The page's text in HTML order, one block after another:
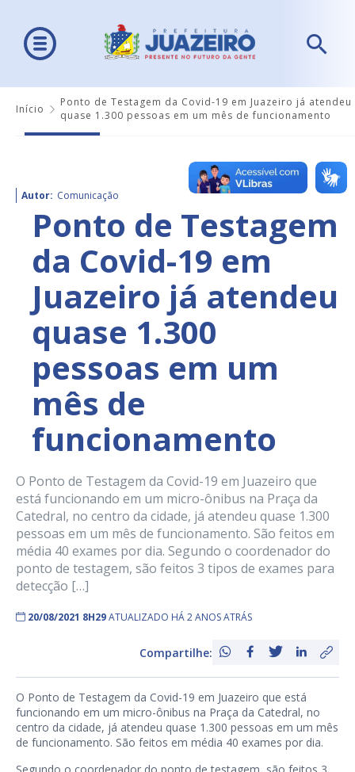
Início
Ponto de Testagem da Covid-19 em Juazeiro já atendeu
quase 1.300 pessoas em um mês de funcionamento
Autor: Comunicação
Ponto de Testagem
da Covid-19 em
Juazeiro já atendeu
quase 1.300
pessoas em um
mês de
funcionamento
O Ponto de Testagem da Covid-19 em Juazeiro que
está funcionando em um micro-ônibus na Praça da
Catedral, no centro da cidade, já atendeu quase 1.300
pessoas em um mês de funcionamento. São feitos em
média 40 exames por dia. Segundo o coordenador do
ponto de testagem, são feitos 3 tipos de exames para
detecção […]
20/08/2021 8H29ATUALIZADO HÁ 2 ANOS ATRÁS
Compartilhe:
O Ponto de Testagem da Covid-19 em Juazeiro que está
funcionando em um micro-ônibus na Praça da Catedral, no
centro da cidade, já atendeu quase 1.300 pessoas em um mês
de funcionamento. São feitos em média 40 exames por dia.